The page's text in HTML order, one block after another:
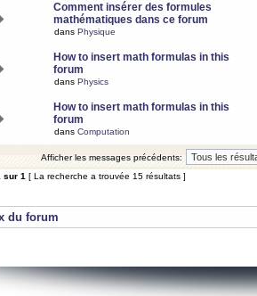
Comment insérer des formules
mathématiques dans ce forum
dans Physique
How to insert math formulas in this
forum
dans Physics
How to insert math formulas in this
forum
dans Computation
Afficher les messages précédents:
sur 1 [ La recherche a trouvée 15 résultats ]
du forum